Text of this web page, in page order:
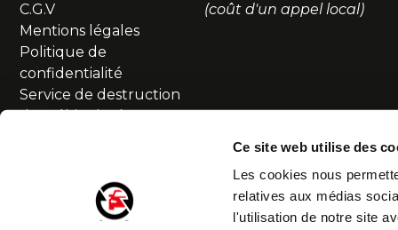
Ce site web utilise des
Les cookies nous
relatives aux médias
l'utilisation de notre site
C.G.V
Mentions légales
Politique de
confidentialité
Service de destruction
des véhicules hors
SAV et Retour
Partenaires
Accessibilité numérique
(coût d'un appel local)